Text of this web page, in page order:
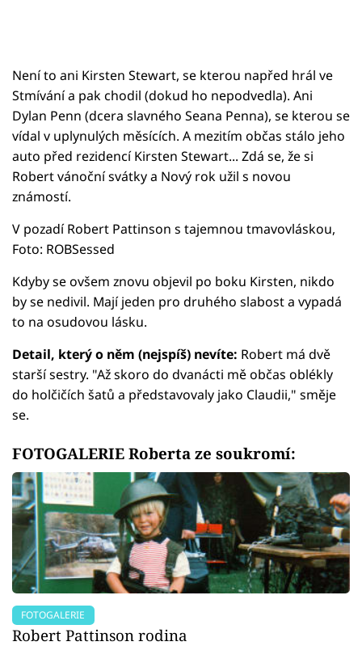
Není to ani Kirsten Stewart, se kterou napřed hrál ve
Stmívání a pak chodil (dokud ho nepodvedla). Ani
Dylan Penn (dcera slavného Seana Penna), se kterou se
vídal v uplynulých měsících. A mezitím občas stálo jeho
auto před rezidencí Kirsten Stewart... Zdá se, že si
Robert vánoční svátky a Nový rok užil s novou
známostí.
V pozadí Robert Pattinson s tajemnou tmavovláskou,
Foto: ROBSessed
Kdyby se ovšem znovu objevil po boku Kirsten, nikdo
by se nedivil. Mají jeden pro druhého slabost a vypadá
to na osudovou lásku.
Detail, který o něm (nejspíš) nevíte: Robert má dvě
starší sestry. "Až skoro do dvanácti mě občas oblékly
do holčičích šatů a představovaly jako Claudii," směje
se.
FOTOGALERIE Roberta ze soukromí:
FOTOGALERIE
Robert Pattinson rodina